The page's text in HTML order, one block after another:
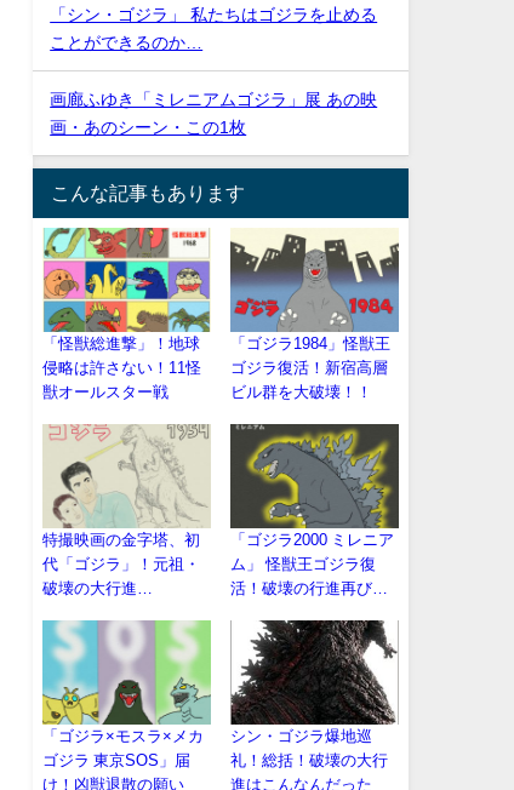
「シン・ゴジラ」 私たちはゴジラを止める
ことができるのか…
画廊ふゆき「ミレニアムゴジラ」展 あの映
画・あのシーン・この1枚
こんな記事もあります
「怪獣総進撃」！地球
侵略は許さない！11怪
獣オールスター戦
「ゴジラ1984」怪獣王
ゴジラ復活！新宿高層
ビル群を大破壊！！
特撮映画の金字塔、初
代「ゴジラ」！元祖・
破壊の大行進…
「ゴジラ2000 ミレニア
ム」 怪獣王ゴジラ復
活！破壊の行進再び…
「ゴジラ×モスラ×メカ
ゴジラ 東京SOS」届
け！凶獣退散の願い
シン・ゴジラ爆地巡
礼！総括！破壊の大行
進はこんなんだった